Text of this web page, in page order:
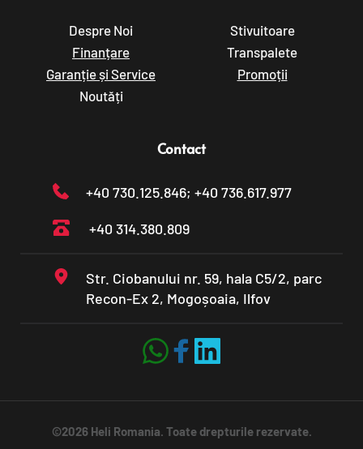
Despre Noi
Finanțare
Garanție și Service
Noutăți
Stivuitoare
Transpalete
Promoții
Contact
+40 730.125.846; +40 736.617.977
+40 314.380.809
Str. Ciobanului nr. 59, hala C5/2, parc
Recon-Ex 2, Mogoșoaia, Ilfov
©2026 Heli Romania. Toate drepturile rezervate.